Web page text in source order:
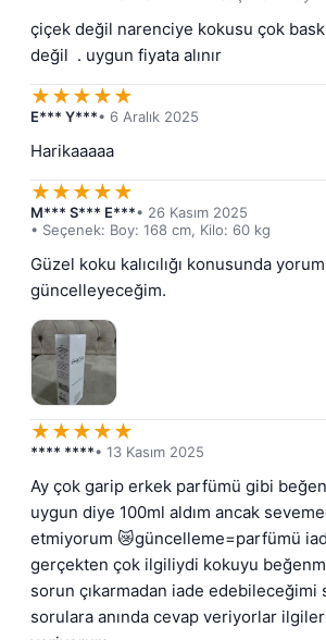
çiçek değil narenciye kokusu çok
değil  . uygun fiyata alınır
★★★★★
E*** Y***• 6 Aralık 2025
Harikaaaaa
★★★★★
M*** S*** E***• 26 Kasım 2025
• Seçenek: Boy: 168 cm, Kilo: 60 kg
Güzel koku kalıcılığı konusunda
güncelleyeceğim.
★★★★★
**** ****• 13 Kasım 2025
Ay çok garip erkek parfümü gibi
uygun diye 100ml aldım ancak
etmiyorum 😿güncelleme=parfümü
gerçekten çok ilgiliydi kokuyu
sorun çıkarmadan iade edebileceğimi
sorulara anında cevap veriyorlar